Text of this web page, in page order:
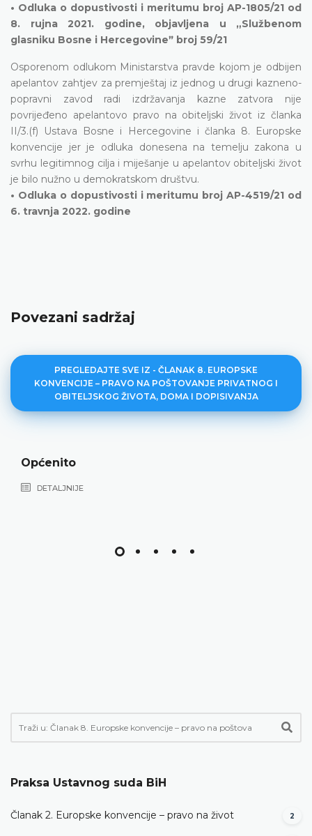
• Odluka o dopustivosti i meritumu broj AP-1805/21 od
8. rujna 2021. godine, objavljena u „Službenom
glasniku Bosne i Hercegovineˮ broj 59/21
Osporenom odlukom Ministarstva pravde kojom je odbijen
apelantov zahtjev za premještaj iz jednog u drugi kazneno-
popravni zavod radi izdržavanja kazne zatvora nije
povrijeđeno apelantovo pravo na obiteljski život iz članka
II/3.(f) Ustava Bosne i Hercegovine i članka 8. Europske
konvencije jer je odluka donesena na temelju zakona u
svrhu legitimnog cilja i miješanje u apelantov obiteljski život
je bilo nužno u demokratskom društvu.
• Odluka o dopustivosti i meritumu broj AP-4519/21 od
6. travnja 2022. godine
Povezani sadržaj
PREGLEDAJTE SVE IZ - ČLANAK 8. EUROPSKE
KONVENCIJE – PRAVO NA POŠTOVANJE PRIVATNOG I
OBITELJSKOG ŽIVOTA, DOMA I DOPISIVANJA
Privatni život
DETALJNIJE
Praksa Ustavnog suda BiH
Članak 2. Europske konvencije – pravo na život 2